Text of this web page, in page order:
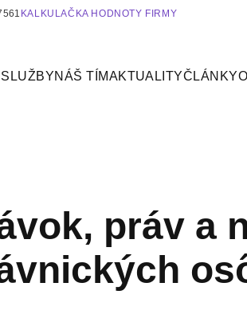
KALKULAČKA HODNOTY FIRMY
SLUŽBYNÁŠ TÍMAKTUALITYČLÁNKY
práv a